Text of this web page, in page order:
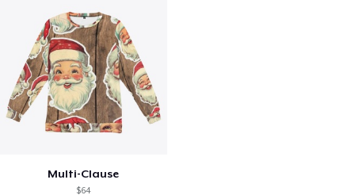
Multi-Clause
$64